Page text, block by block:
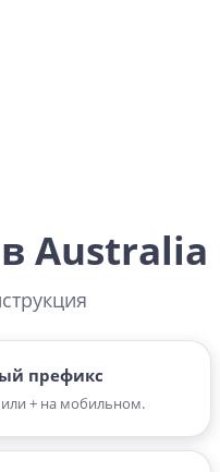
Australia
префикс
+ на мобильном.